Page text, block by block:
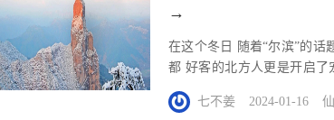
→
在这个冬日 随着“尔滨”的话
都 好客的北方人更是开启了
XIANJU XIANJING ·赏·仙
迎“尔滨”老铁们来仙居，赏仙
七不姜 2024-01-16